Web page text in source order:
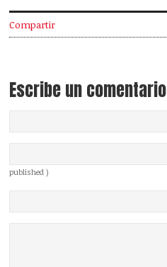
Compartir
Escribe un comentario
published )